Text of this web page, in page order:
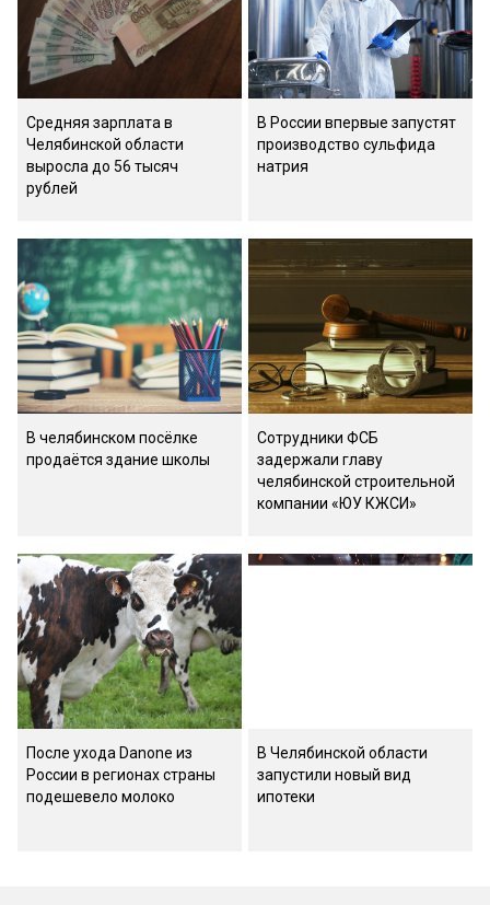
Средняя зарплата в
Челябинской области
выросла до 56 тысяч
рублей
В России впервые запустят
производство сульфида
натрия
В челябинском посёлке
продаётся здание школы
Сотрудники ФСБ
задержали главу
челябинской строительной
компании «ЮУ КЖСИ»
После ухода Danone из
России в регионах страны
подешевело молоко
В Челябинской области
запустили новый вид
ипотеки